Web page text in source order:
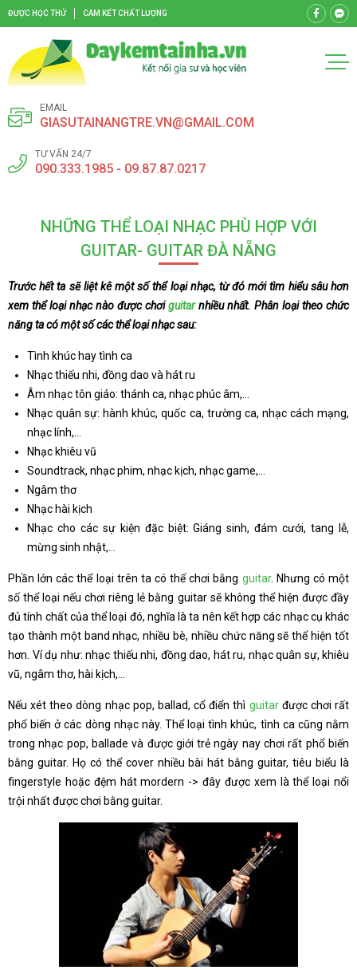
ĐƯỢC HỌC THỬ CAM KẾT CHẤT LƯỢNG
EMAIL
GIASUTAINANGTRE.VN@GMAIL.COM
TƯ VẤN 24/7
090.333.1985 - 09.87.87.0217
NHỮNG THỂ LOẠI NHẠC PHÙ HỢP VỚI
GUITAR- GUITAR ĐÀ NẴNG
Trước hết ta sẽ liệt kê một số thể loại nhạc, từ đó mới tìm hiểu sâu hơn
xem thể loại nhạc nào được chơiguitarnhiều nhất. Phân loại theo chức
năng ta có một số các thể loại nhạc sau:
Tình khúc hay tình ca
Nhạc thiếu nhi, đồng dao và hát ru
Âm nhạc tôn giáo: thánh ca, nhạc phúc âm,…
Nhạc quân sự: hành khúc, quốc ca, trường ca, nhạc cách mạng,
nhạc lính,…
Nhạc khiêu vũ
Soundtrack, nhạc phim, nhạc kịch, nhạc game,…
Ngâm thơ
Nhạc hài kịch
Nhạc cho các sự kiện đặc biệt: Giáng sinh, đám cưới, tang lễ,
mừng sinh nhật,…
Phần lớn các thể loại trên ta có thể chơi bằng guitar. Nhưng có một
số thể loại nếu chơi riêng lẻ bằng guitar sẽ không thể hiện được đầy
đủ tính chất của thể loại đó, nghĩa là ta nên kết hợp các nhạc cụ khác
tạo thành một band nhạc, nhiều bè, nhiều chức năng sẽ thể hiện tốt
hơn. Ví dụ như: nhạc thiếu nhi, đồng dao, hát ru, nhạc quân sự, khiêu
vũ, ngâm thơ, hài kịch,…
Nếu xét theo dòng nhạc pop, ballad, cổ điển thì guitarđược chơi rất
phổ biến ở các dòng nhạc này. Thể loại tình khúc, tình ca cũng nằm
trong nhạc pop, ballade và được giới trẻ ngày nay chơi rất phổ biến
bằng guitar. Họ có thể cover nhiều bài hát bằng guitar, tiêu biểu là
fingerstyle hoặc đệm hát mordern -> đây được xem là thể loại nổi
trội nhất được chơi bằng guitar.